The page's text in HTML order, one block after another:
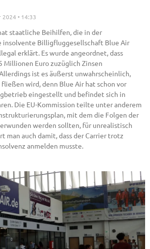
2024 14:33
staatliche Beihilfen, die in der
insolvente Billigfluggesellschaft Blue Air
erklärt. Es wurde angeordnet, dass
Millionen Euro zuzüglich Zinsen
ist es äußerst unwahrscheinlich,
wird, denn Blue Air hat schon vor
eingestellt und befindet sich in
Die EU-Kommission teilte unter anderem
mit dem die Folgen der
werden sollten, für unrealistisch
man auch damit, dass der Carrier trotz
anmelden musste.